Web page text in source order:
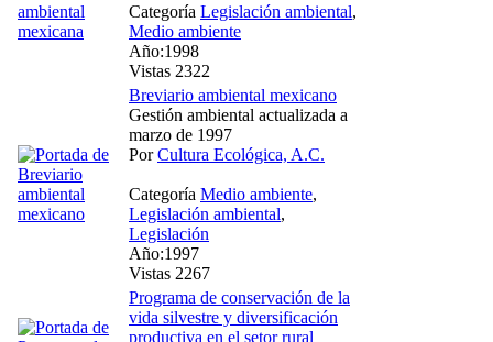
Categoría Legislación ambiental,
Medio ambiente
Año:1998
Vistas 2322
Breviario ambiental mexicano
Gestión ambiental actualizada a
marzo de 1997
PorCultura Ecológica, A.C.
Categoría Medio ambiente,
Legislación ambiental,
Legislación
Año:1997
Vistas 2267
Programa de conservación de la
vida silvestre y diversificación
productiva en el setor rural